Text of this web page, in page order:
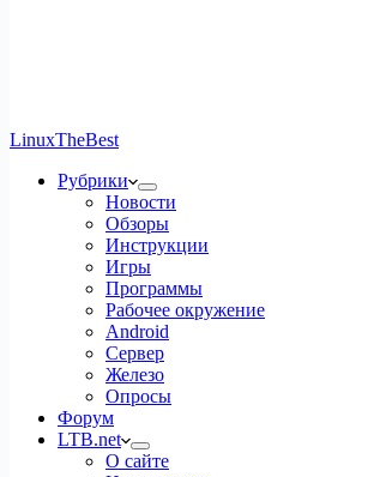
LinuxTheBest
Рубрики
Новости
Обзоры
Инструкции
Игры
Программы
Рабочее окружение
Android
Сервер
Железо
Опросы
Форум
LTB.net
О сайте